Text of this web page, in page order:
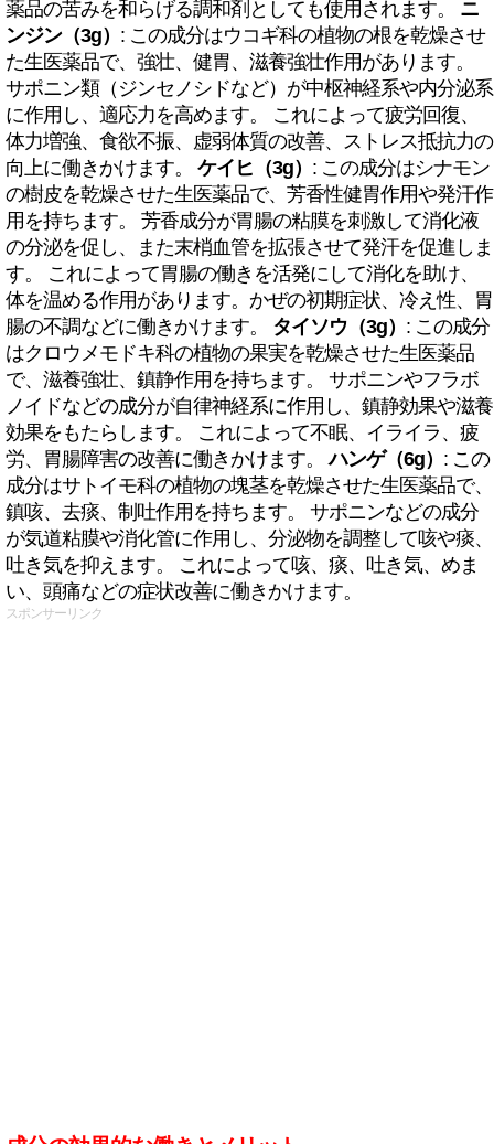
薬品の苦みを和らげる調和剤としても使用されます。 ニ
ンジン（3g） : この成分はウコギ科の植物の根を乾燥させ
た生医薬品で、強壮、健胃、滋養強壮作用があります。
サポニン類（ジンセノシドなど）が中枢神経系や内分泌系
に作用し、適応力を高めます。 これによって疲労回復、
体力増強、食欲不振、虚弱体質の改善、ストレス抵抗力の
向上に働きかけます。 ケイヒ（3g） : この成分はシナモン
の樹皮を乾燥させた生医薬品で、芳香性健胃作用や発汗作
用を持ちます。 芳香成分が胃腸の粘膜を刺激して消化液
の分泌を促し、また末梢血管を拡張させて発汗を促進しま
す。 これによって胃腸の働きを活発にして消化を助け、
体を温める作用があります。かぜの初期症状、冷え性、胃
腸の不調などに働きかけます。 タイソウ（3g） : この成分
はクロウメモドキ科の植物の果実を乾燥させた生医薬品
で、滋養強壮、鎮静作用を持ちます。 サポニンやフラボ
ノイドなどの成分が自律神経系に作用し、鎮静効果や滋養
効果をもたらします。 これによって不眠、イライラ、疲
労、胃腸障害の改善に働きかけます。ハンゲ（6g） : この
成分はサトイモ科の植物の塊茎を乾燥させた生医薬品で、
鎮咳、去痰、制吐作用を持ちます。 サポニンなどの成分
が気道粘膜や消化管に作用し、分泌物を調整して咳や痰、
吐き気を抑えます。 これによって咳、痰、吐き気、めま
い、頭痛などの症状改善に働きかけます。
スポンサーリンク